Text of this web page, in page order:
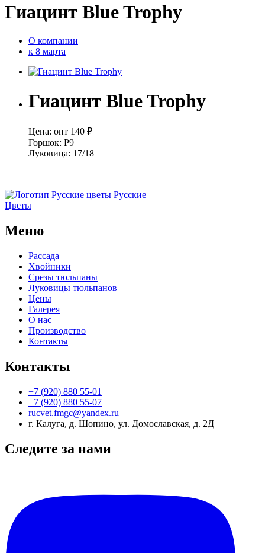
Гиацинт Blue Trophy
О компании
к 8 марта
Гиацинт Blue Trophy
Цена: опт 140 ₽
Горшок: Р9
Луковица: 17/18
Русские
Цветы
Меню
Рассада
Хвойники
Срезы тюльпаны
Луковицы тюльпанов
Цены
Галерея
О нас
Производство
Контакты
Контакты
+7 (920) 880 55-01
+7 (920) 880 55-07
rucvet.fmgc@yandex.ru
г. Калуга, д. Шопино, ул. Домославская, д. 2Д
Следите за нами